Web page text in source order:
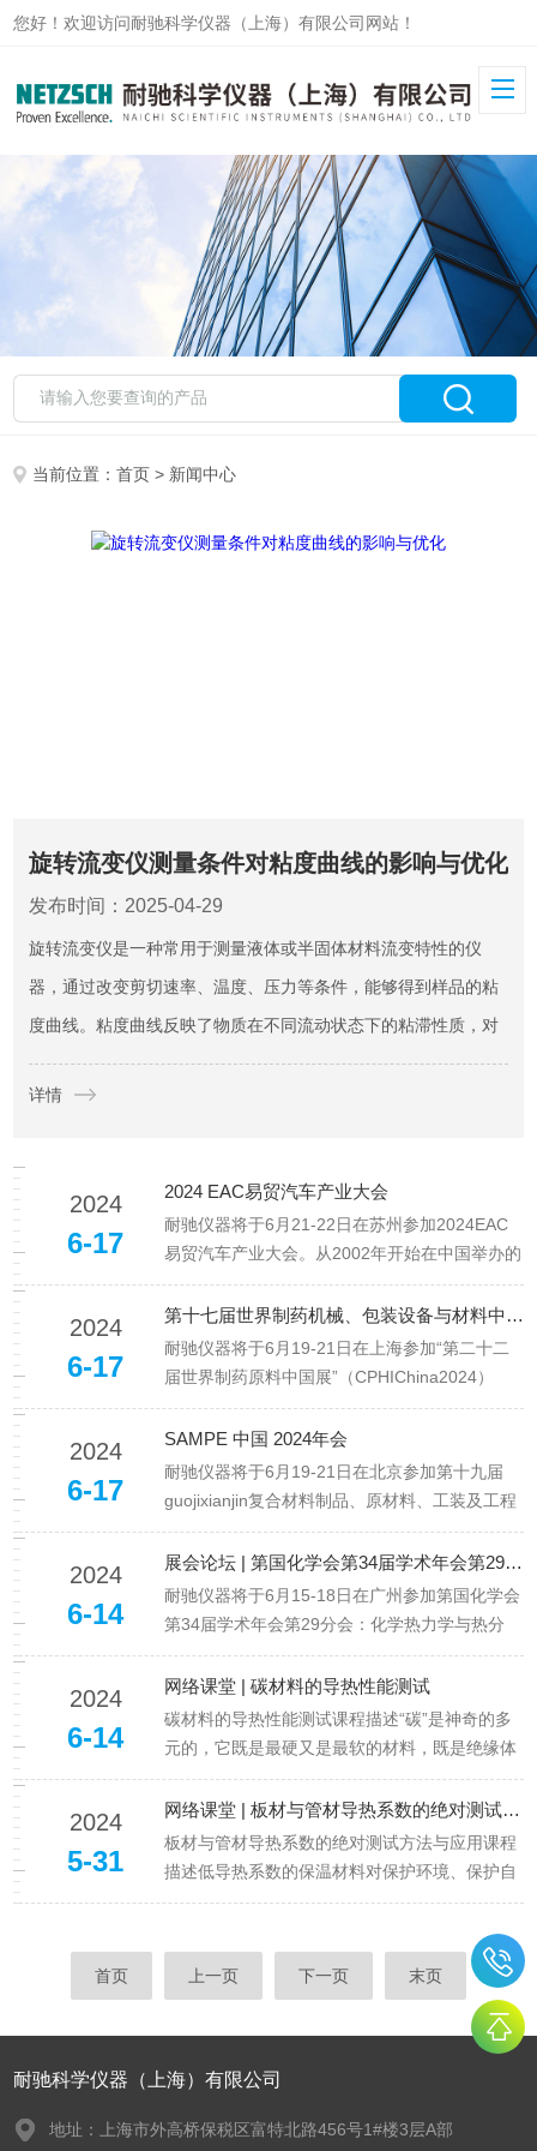
您好！欢迎访问耐驰科学仪器（上海）有限公司网站！
当前位置：首页 > 新闻中心
旋转流变仪测量条件对粘度曲线的影响与优化
发布时间：2025-04-29
旋转流变仪是一种常用于测量液体或半固体材料流变特性的仪
器，通过改变剪切速率、温度、压力等条件，能够得到样品的粘
度曲线。粘度曲线反映了物质在不同流动状态下的粘滞性质，对
研究材料的加工性、稳定性和使用性能具有重要意义。然而，测
量条件的不同设置会影响粘度曲线的形态及其准确性，因此合理
详情
2024
6-17
2024 EAC易贸汽车产业大会
耐驰仪器将于6月21-22日在苏州参加2024EAC
易贸汽车产业大会。从2002年开始在中国举办的
活动，EAC2024是一个全球视野、适用技术和商
业价值的平台，聚焦新能源和智能技术带来的产
业变量，包括但不限于新能源汽车热能管理、动
力电池、座舱内饰、雷达、视觉、激光雷达、
2024
6-17
第十七届世界制药机械、包装设备与材料中国展
耐驰仪器将于6月19-21日在上海参加“第二十二
届世界制药原料中国展”（CPHIChina2024）
暨“第十七届世界制药机械、包装设备与材料中国
展”（PMECChina2024）。本届展会预计将汇聚
90,000+人次海内外观众，以21万平方米展示规
模构建一个国内外企业深度参与的双...
2024
6-17
SAMPE 中国 2024年会
耐驰仪器将于6月19-21日在北京参加第十九届
guojixianjin复合材料制品、原材料、工装及工程
应用展览会（SAMPE中国2024年会）。此届展
会是SAMPE在中国大陆连续举办的第19年，展
会定位于包括数字化设计、设计模拟仿真技术、
高性能增强材料、基体材料、夹芯材料、辅助
2024
6-14
展会论坛 | 第国化学会第34届学术年会第29分会：化学热力学与热分析
耐驰仪器将于6月15-18日在广州参加第国化学会
第34届学术年会第29分会：化学热力学与热分
析。中国化学会学术年会每两年召开一次，是我
国化学领域级别高、规模大、影响力广的综合性
学术交流平台，至今已成功举办33届。广州·白
云国际会议中心6月18日9:00会议中心：3号楼2
2024
6-14
网络课堂 | 碳材料的导热性能测试
碳材料的导热性能测试课程描述“碳”是神奇的多
元的，它既是最硬又是最软的材料，既是绝缘体
又是导电体，既是隔热材料又是导热材料。碳材
料低调的服务于生活的方方面面，从最贴近我们
的生活领域，到科技前沿的航空航天；从人类的
生存中作为热能来源的木炭，到表达爱意浓浓的
2024
5-31
网络课堂 | 板材与管材导热系数的绝对测试方法与应用
板材与管材导热系数的绝对测试方法与应用课程
描述低导热系数的保温材料对保护环境、保护自
然资源和节约能源方面具有非常重要的意义，且
研发将得到新的发展。本讲座将针对低导热系数
的板材和管材详细介绍防护热板法和圆管法的导
首页 上一页 下一页 末页
耐驰科学仪器（上海）有限公司
地址：上海市外高桥保税区富特北路456号1#楼3层A部